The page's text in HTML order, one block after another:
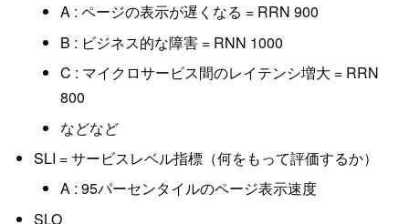
A : ページの表示が遅くなる = RRN 900
B : ビジネス的な障害 = RNN 1000
C : マイクロサービス間のレイテンシ増大 = RRN
800
などなど
SLI = サービスレベル指標（何をもって評価するか）
A : 95パーセンタイルのページ表示速度
SLO